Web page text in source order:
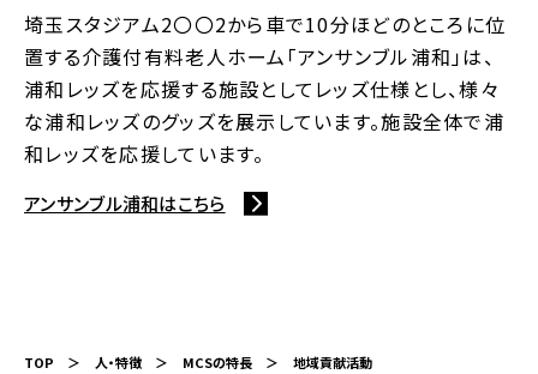
埼玉スタジアム2〇〇2から車で10分ほどのところに位
置する介護付有料老人ホーム「アンサンブル浦和」は、
浦和レッズを応援する施設としてレッズ仕様とし、様々
な浦和レッズのグッズを展示しています。施設全体で浦
和レッズを応援しています。
アンサンブル浦和はこちら
TOP 人・特徴 MCSの特長 地域貢献活動